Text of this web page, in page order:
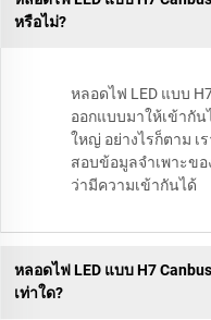
หรือไม่?
หลอดไฟ LED แบบ
ออกแบบมาให้เข้ากั
ใหญ่ อย่างไรก็ตาม
สอบข้อมูลจำเพาะข
ว่ามีความเข้ากันได้
หลอดไฟ LED แบบ H7
เท่าใด?